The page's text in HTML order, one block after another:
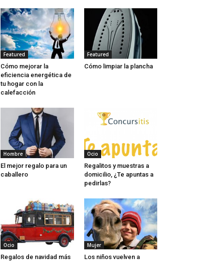
Featured
Cómo mejorar la
eficiencia energética de
tu hogar con la
calefacción
Featured
Cómo limpiar la plancha
Hombre
El mejor regalo para un
caballero
Ocio
Regalitos y muestras a
domicilio, ¿Te apuntas a
pedirlas?
Ocio
Regalos de navidad más
Mujer
Los niños vuelven a